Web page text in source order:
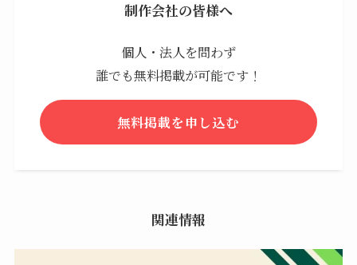
制作会社の皆様へ
個人・法人を問わず
誰でも無料掲載が可能です！
無料掲載を申し込む
関連情報